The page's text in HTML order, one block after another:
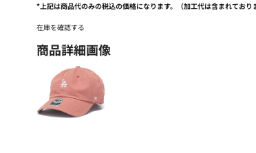
*上記は商品代のみの税込の価格になります。（加工代は含まれており
在庫を確認する
商品詳細画像